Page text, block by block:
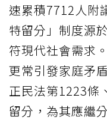
速累積7712人附
特留分」制度源
符現代社會需求
更常引發家庭矛
正民法第1223條
留分，為其應繼